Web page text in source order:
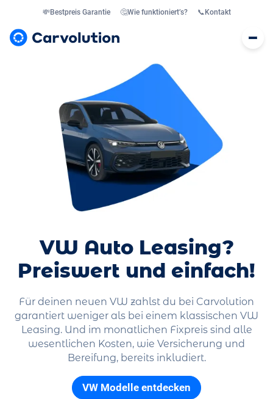
💸Bestpreis Garantie 🤔Wie funktioniert’s? 📞 Kontakt
VW Auto Leasing?
Preiswert und einfach!
Für deinen neuen VW zahlst du bei Carvolution
garantiert weniger als bei einem klassischen VW
Leasing. Und im monatlichen Fixpreis sind alle
wesentlichen Kosten, wie Versicherung und
Bereifung, bereits inkludiert.
VW Modelle entdecken